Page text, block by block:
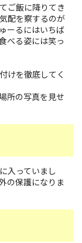
ご飯に降りてき
配を察するのが
ーるにはいちば
べる姿には笑っ
けを徹底してく
所の写真を見せ
入っていまし
の保護になりま